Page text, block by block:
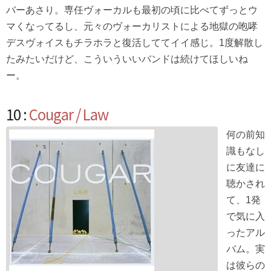
バーあさり。専任ヴォーカルも最初の頃に比べてずっとウ
マくなってるし、元々のヴォーカリストによる地獄の咆哮
デスヴォイスもチラホラと復活しててイイ感じ。1度解散し
たみたいだけど、こういういいバンドは続けてほしいね
ー。
10 :Cougar / Law
何の前知
識もなし
に友達に
聴かされ
て、1発
で気に入
ったアル
バム。実
は彼らの